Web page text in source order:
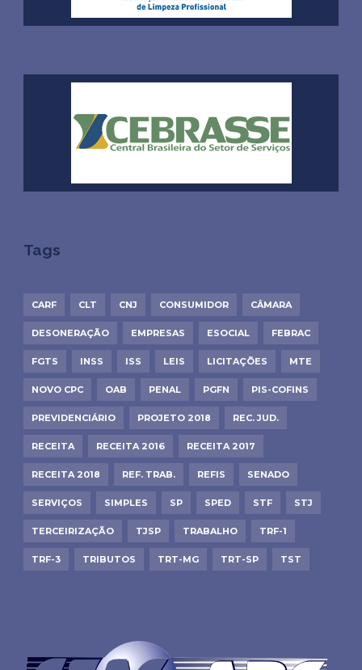
Tags
CARF CLT CNJ CONSUMIDOR CÂMARA
DESONERAÇÃO EMPRESAS ESOCIAL FEBRAC
FGTS INSS ISS LEIS LICITAÇÕES MTE
NOVO CPC OAB PENAL PGFN PIS-COFINS
PREVIDENCIÁRIO PROJETO 2018 REC. JUD.
RECEITA RECEITA 2016 RECEITA 2017
RECEITA 2018 REF. TRAB. REFIS SENADO
SERVIÇOS SIMPLES SP SPED STF STJ
TERCEIRIZAÇÃO TJSP TRABALHO TRF-1
TRF-3 TRIBUTOS TRT-MG TRT-SP TST